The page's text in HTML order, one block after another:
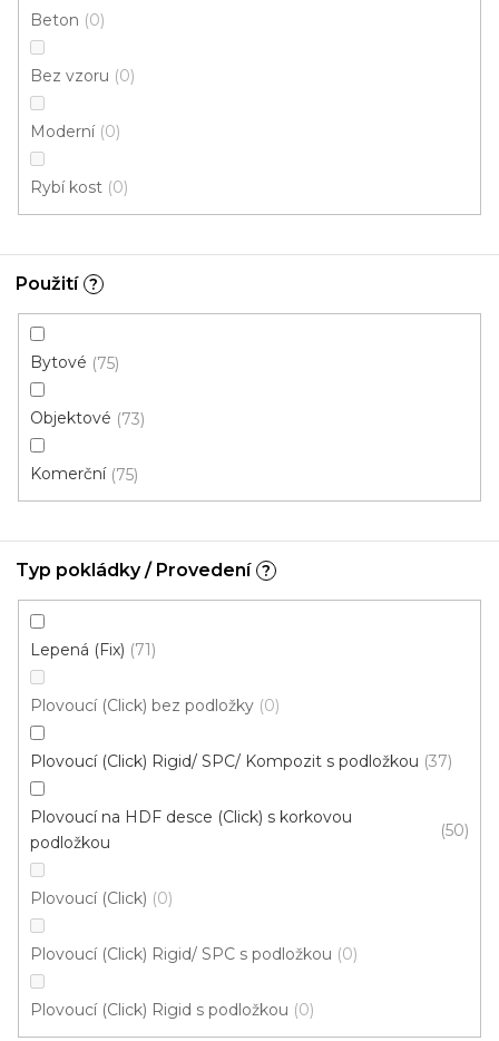
Beton 0
Bez vzoru 0
Moderní 0
Rybí kost 0
Použití ?
Bytové 75
Objektové 73
Komerční 75
Typ pokládky / Provedení ?
Lepená (Fix) 71
Plovoucí (Click) bez podložky 0
Plovoucí (Click) Rigid/ SPC/ Kompozit s podložkou 37
Plovoucí na HDF desce (Click) s korkovou
podložkou
50
Plovoucí (Click) 0
Plovoucí (Click) Rigid/ SPC s podložkou 0
Plovoucí (Click) Rigid s podložkou 0
Vinylová podlaha PALLADIUM 40 Palmer Oak
Natural Doprodej
od398 Kč/ m2
Měrná
od 118,31 Kč / 1 m2
Click (plovoucí)
Vinylová podlaha PALLADIUM 40 Vintage Oak
Dark
Skladem externě, odesíláme do 2-3 dnů
od
599 Kč
cena: